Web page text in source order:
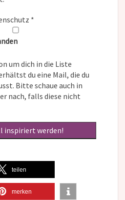
*
um dich in die Liste
du eine Mail, die du
Bitte schaue auch in
nach, falls diese nicht
teilen
merken